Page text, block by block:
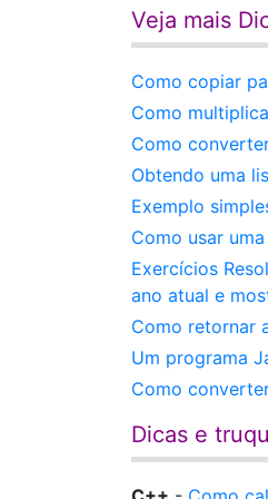
Veja mais
Como copiar
Como
Como
Obtendo uma
Exemplo
Como usar
Exercícios
ano atual e
Como retornar
Um programa
Como
Dicas e